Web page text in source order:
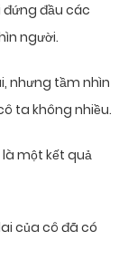
đứng đầu các
người.
nhưng tầm nhìn
ta không nhiều.
là một kết quả
của cô đã có